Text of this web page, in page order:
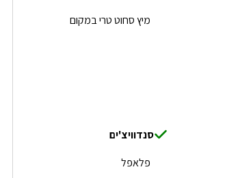
מיץ סחוט טרי במקום
סנדוויצ'ים
פלאפל